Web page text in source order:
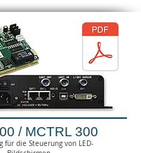
/ MCTRL 300
für die Steuerung von LED-